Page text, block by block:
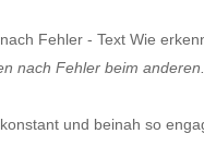
nach Fehler beim
und beinah so